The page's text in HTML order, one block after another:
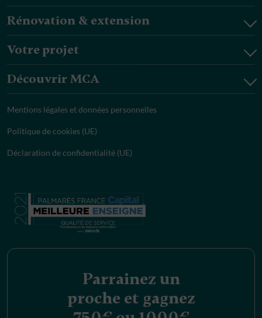
Rénovation & extension
Votre projet
Découvrir MCA
Mentions légales et données personnelles
Politique de cookies (UE)
Déclaration de confidentialité (UE)
Parrainez un
proche et gagnez